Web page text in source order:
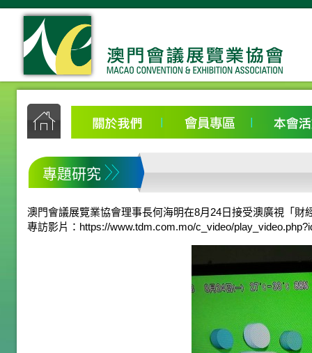
專題研究
澳門會議展覽業協會理事長何海明在8月24日接受澳廣視「財
專訪影片： https://www.tdm.com.mo/c_video/